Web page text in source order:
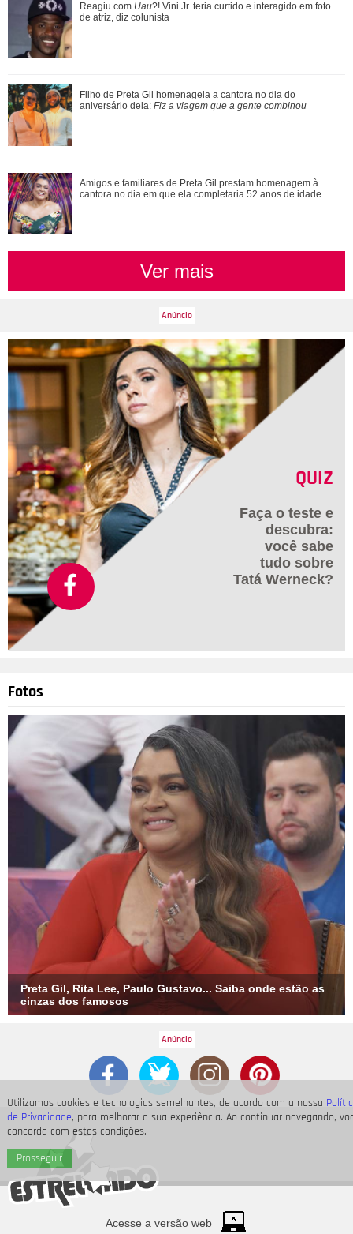
Utilizamos cookies e tecnologias semelhantes, de acordo com a nossa
de Privacidade, para melhorar a sua experiência. Ao continuar navegando,
concorda com estas condições.
Prosseguir
Preta Gil, Rita Lee, Paulo Gustavo... Saiba onde estão as
cinzas dos famosos
Adriana fica sabendo por Pedro, Cléber e André que a
promotoria acatou as denúncias de Sue...
Além de Shawn Mendes... Relembre os famosos que já se
fantasiaram de Xuxa Meneghel
Reagiu com Uau?! Vini Jr. teria curtido e interagido em foto
de atriz, diz colunista
Filho de Preta Gil homenageia a cantora no dia do
aniversário dela: Fiz a viagem que a gente combinou
Amigos e familiares de Preta Gil prestam homenagem à
cantora no dia em que ela completaria 52 anos de idade
Ver mais
QUIZ
Faça o teste e
descubra:
você sabe
tudo sobre
Tatá Werneck?
Fotos
Preta Gil, Rita Lee, Paulo Gustavo... Saiba onde estão as
cinzas dos famosos
Acesse a versão web